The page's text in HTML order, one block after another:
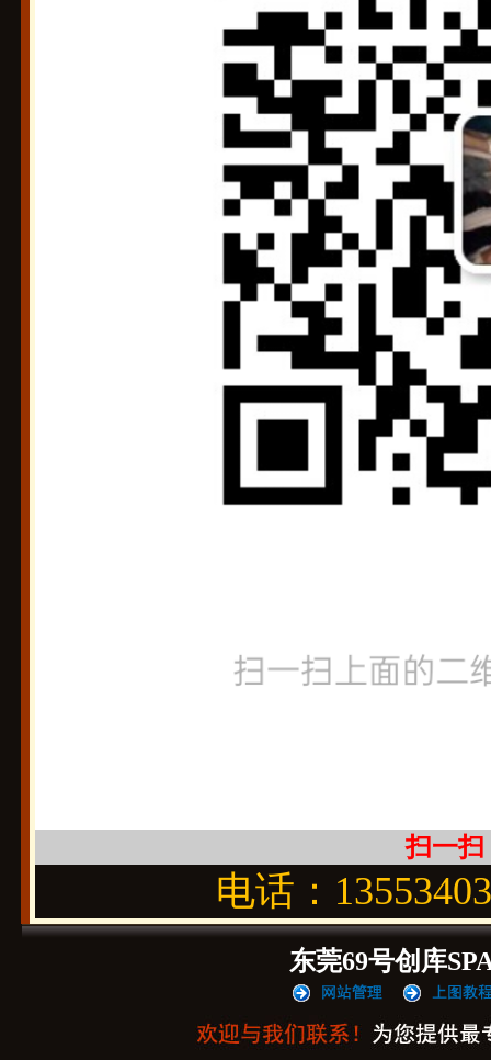
扫一扫
电话：
东莞69号创库